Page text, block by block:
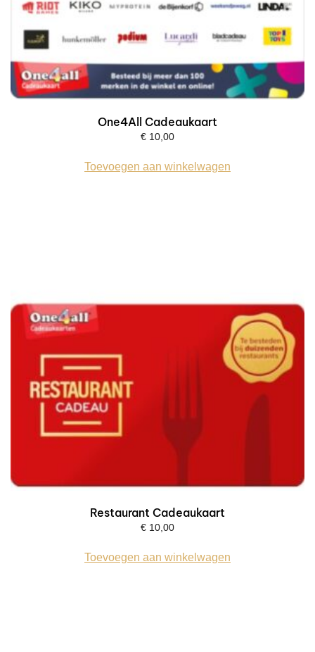
One4All Cadeaukaart
€ 10,00
Toevoegen aan winkelwagen
Restaurant Cadeaukaart
€ 10,00
Toevoegen aan winkelwagen